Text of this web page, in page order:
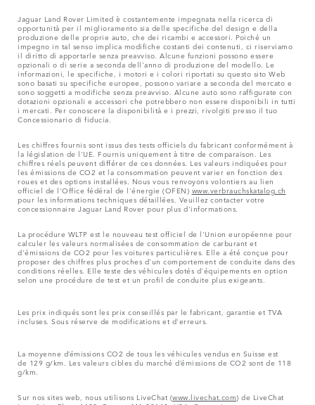
Jaguar Land Rover Limited è costantemente impegnata nella ricerca di
opportunità per il miglioramento sia delle specifiche del design e della
produzione delle proprie auto, che dei ricambi e accessori. Poiché un
impegno in tal senso implica modifiche costanti dei contenuti, ci riserviamo
il diritto di apportarle senza preavviso. Alcune funzioni possono essere
opzionali o di serie a seconda dell'anno di produzione del modello. Le
informazioni, le specifiche, i motori e i colori riportati su questo sito Web
sono basati su specifiche europee, possono variare a seconda del mercato e
sono soggetti a modifiche senza preavviso. Alcune auto sono raffigurate con
dotazioni opzionali e accessori che potrebbero non essere disponibili in tutti
i mercati. Per conoscere la disponibilità e i prezzi, rivolgiti presso il tuo
Concessionario di fiducia.
Les chiffres fournis sont issus des tests officiels du fabricant conformément à
la législation de l'UE. Fournis uniquement à titre de comparaison. Les
chiffres réels peuvent différer de ces données. Les valeurs indiquées pour
les émissions de CO2 et la consommation peuvent varier en fonction des
roues et des options installées. Nous vous renvoyons volontiers au lien
officiel de l'Office fédéral de l'énergie (OFEN) www.verbrauchskatalog.ch
pour les informations techniques détaillées. Veuillez contacter votre
concessionnaire Jaguar Land Rover pour plus d'informations.
La procédure WLTP est le nouveau test officiel de l'Union européenne pour
calculer les valeurs normalisées de consommation de carburant et
d'émissions de CO2 pour les voitures particulières. Elle a été conçue pour
proposer des chiffres plus proches d'un comportement de conduite dans des
conditions réelles. Elle teste des véhicules dotés d'équipements en option
selon une procédure de test et un profil de conduite plus exigeants.
Les prix indiqués sont les prix conseillés par le fabricant, garantie et TVA
incluses. Sous réserve de modifications et d'erreurs.
La moyenne d’émissions CO2 de tous les véhicules vendus en Suisse est
de 129 g/km. Les valeurs cibles du marché d’émissions de CO2 sont de 118
g/km.
Sur nos sites web, nous utilisons LiveChat (www.livechat.com) de LiveChat